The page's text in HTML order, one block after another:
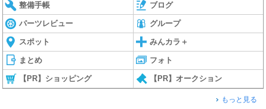
整備手帳 ブログ
パーツレビュー グループ
スポット みんカラ＋
まとめ フォト
【PR】ショッピング 【PR】オークション
もっと見る